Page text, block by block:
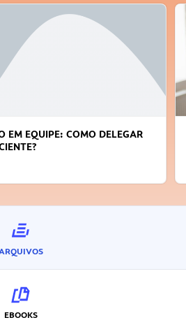
EM EQUIPE: COMO DELEGAR
EBOOKS